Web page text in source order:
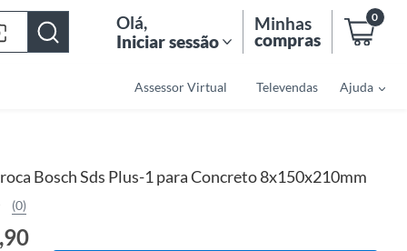
Olá,
Iniciar sessão
Minhas
compras
0
Assessor Virtual Televendas Ajuda
Bosch Sds Plus-1 para Concreto 8x150x210mm
(0)